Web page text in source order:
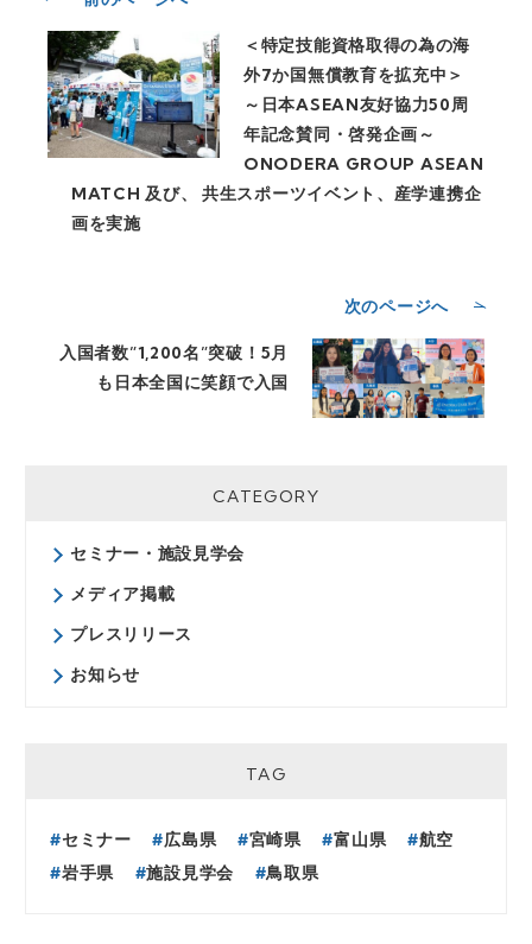
＜特定技能資格取得の為の海
外7か国無償教育を拡充中＞
～日本ASEAN友好協力50周
年記念賛同・啓発企画～
ONODERA GROUP ASEAN
MATCH 及び、 共生スポーツイベント、産学連携企
画を実施
次のページへ
入国者数”1,200名”突破！5月
も日本全国に笑顔で入国
CATEGORY
セミナー・施設見学会
メディア掲載
プレスリリース
お知らせ
TAG
セミナー 広島県 宮崎県 富山県
航空
岩手県
施設見学会 鳥取県